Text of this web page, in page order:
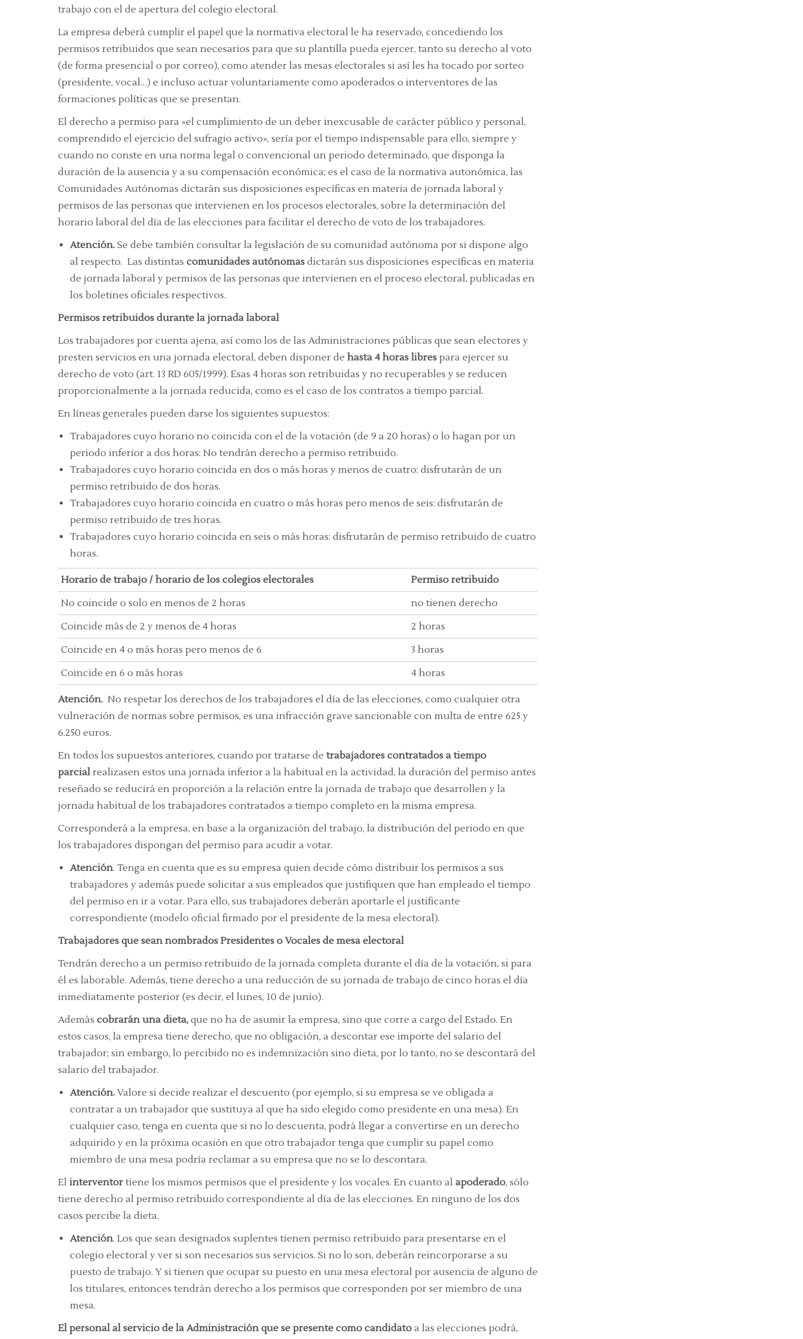
trabajo con el de apertura del colegio electoral.
La empresa deberá cumplir el papel que la normativa electoral le ha reservado, concediendo los
permisos retribuidos que sean necesarios para que su plantilla pueda ejercer, tanto su derecho al voto
(de forma presencial o por correo), como atender las mesas electorales si así les ha tocado por sorteo
(presidente, vocal…) e incluso actuar voluntariamente como apoderados o interventores de las
formaciones políticas que se presentan.
El derecho a permiso para «el cumplimiento de un deber inexcusable de carácter público y personal,
comprendido el ejercicio del sufragio activo», sería por el tiempo indispensable para ello, siempre y
cuando no conste en una norma legal o convencional un periodo determinado, que disponga la
duración de la ausencia y a su compensación económica; es el caso de la normativa autonómica, las
Comunidades Autónomas dictarán sus disposiciones específicas en materia de jornada laboral y
permisos de las personas que intervienen en los procesos electorales, sobre la determinación del
horario laboral del día de las elecciones para facilitar el derecho de voto de los trabajadores.
Atención. Se debe también consultar la legislación de su comunidad autónoma por si dispone algo
al respecto. Las distintas comunidades autónomas dictarán sus disposiciones específicas en materia
de jornada laboral y permisos de las personas que intervienen en el proceso electoral, publicadas en
los boletines oficiales respectivos.
Permisos retribuidos durante la jornada laboral
Los trabajadores por cuenta ajena, así como los de las Administraciones públicas que sean electores y
presten servicios en una jornada electoral, deben disponer de hasta 4 horas libres para ejercer su
derecho de voto (art. 13 RD 605/1999). Esas 4 horas son retribuidas y no recuperables y se reducen
proporcionalmente a la jornada reducida, como es el caso de los contratos a tiempo parcial.
En líneas generales pueden darse los siguientes supuestos:
Trabajadores cuyo horario no coincida con el de la votación (de 9 a 20 horas) o lo hagan por un
periodo inferior a dos horas: No tendrán derecho a permiso retribuido.
Trabajadores cuyo horario coincida en dos o más horas y menos de cuatro: disfrutarán de un
permiso retribuido de dos horas.
Trabajadores cuyo horario coincida en cuatro o más horas pero menos de seis: disfrutarán de
permiso retribuido de tres horas.
Trabajadores cuyo horario coincida en seis o más horas: disfrutarán de permiso retribuido de cuatro
horas.
Horario de trabajo / horario de los colegios electorales
Permiso retribuido
No coincide o solo en menos de 2 horas
no tienen derecho
Coincide más de 2 y menos de 4 horas
2 horas
Coincide en 4 o más horas pero menos de 6
3 horas
Coincide en 6 o más horas
4 horas
Atención. No respetar los derechos de los trabajadores el día de las elecciones, como cualquier otra
vulneración de normas sobre permisos, es una infracción grave sancionable con multa de entre 625 y
6.250 euros.
En todos los supuestos anteriores, cuando por tratarse de trabajadores contratados a tiempo
parcial realizasen estos una jornada inferior a la habitual en la actividad, la duración del permiso antes
reseñado se reducirá en proporción a la relación entre la jornada de trabajo que desarrollen y la
jornada habitual de los trabajadores contratados a tiempo completo en la misma empresa.
Corresponderá a la empresa, en base a la organización del trabajo, la distribución del periodo en que
los trabajadores dispongan del permiso para acudir a votar.
Atención. Tenga en cuenta que es su empresa quien decide cómo distribuir los permisos a sus
trabajadores y además puede solicitar a sus empleados que justifiquen que han empleado el tiempo
del permiso en ir a votar. Para ello, sus trabajadores deberán aportarle el justificante
correspondiente (modelo oficial firmado por el presidente de la mesa electoral).
Trabajadores que sean nombrados Presidentes o Vocales de mesa electoral
Tendrán derecho a un permiso retribuido de la jornada completa durante el día de la votación, si para
él es laborable. Además, tiene derecho a una reducción de su jornada de trabajo de cinco horas el día
inmediatamente posterior (es decir, el lunes, 10 de junio).
Además cobrarán una dieta, que no ha de asumir la empresa, sino que corre a cargo del Estado. En
estos casos, la empresa tiene derecho, que no obligación, a descontar ese importe del salario del
trabajador; sin embargo, lo percibido no es indemnización sino dieta, por lo tanto, no se descontará del
salario del trabajador.
Atención. Valore si decide realizar el descuento (por ejemplo, si su empresa se ve obligada a
contratar a un trabajador que sustituya al que ha sido elegido como presidente en una mesa). En
cualquier caso, tenga en cuenta que si no lo descuenta, podrá llegar a convertirse en un derecho
adquirido y en la próxima ocasión en que otro trabajador tenga que cumplir su papel como
miembro de una mesa podría reclamar a su empresa que no se lo descontara.
El interventor tiene los mismos permisos que el presidente y los vocales. En cuanto al apoderado, sólo
tiene derecho al permiso retribuido correspondiente al día de las elecciones. En ninguno de los dos
casos percibe la dieta.
Atención. Los que sean designados suplentes tienen permiso retribuido para presentarse en el
colegio electoral y ver si son necesarios sus servicios. Si no lo son, deberán reincorporarse a su
puesto de trabajo. Y si tienen que ocupar su puesto en una mesa electoral por ausencia de alguno de
los titulares, entonces tendrán derecho a los permisos que corresponden por ser miembro de una
mesa.
El personal al servicio de la Administración que se presente como candidato a las elecciones podrá,